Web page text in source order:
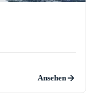
Ansehen